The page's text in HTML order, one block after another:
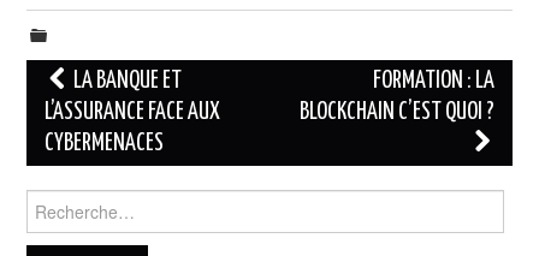
Navigation
des
articles
LA BANQUE ET
L’ASSURANCE FACE AUX
CYBERMENACES
FORMATION : LA
BLOCKCHAIN C’EST QUOI ?